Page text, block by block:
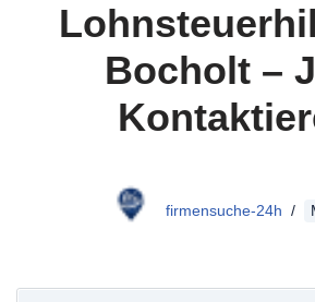
Bocholt –
firmensuche-24h